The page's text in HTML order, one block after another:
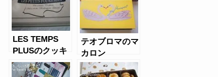
LES TEMPS
PLUSのクッキ
ー缶
テオブロマのマ
カロン